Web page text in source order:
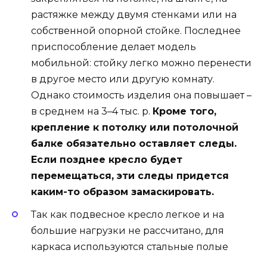
растяжке между двумя стенками или на
собственной опорной стойке. Последнее
приспособление делает модель
мобильной: стойку легко можно перенести
в другое место или другую комнату.
Однако стоимость изделия она повышает –
в среднем на 3–4 тыс. р. Кроме того,
крепление к потолку или потолочной
балке обязательно оставляет следы.
Если позднее кресло будет
перемещаться, эти следы придется
каким-то образом замаскировать.
Так как подвесное кресло легкое и на
большие нагрузки не рассчитано, для
каркаса используются стальные полые